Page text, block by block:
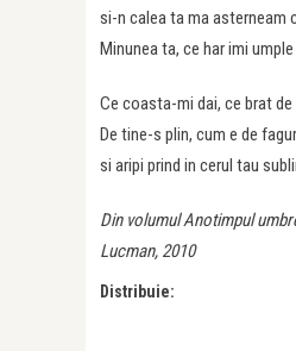
si-n calea ta ma asterneam
Minunea ta, ce har imi
Ce coasta-mi dai, ce brat de
De tine-s plin, cum e de
si aripi prind in cerul tau
Din volumul Anotimpul
Lucman, 2010
Distribuie: